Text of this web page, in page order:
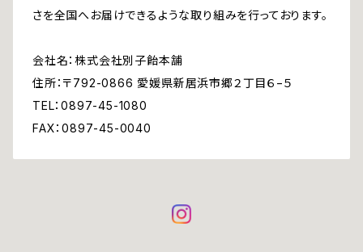
さを全国へお届けできるような取り組みを行っております。
会社名：株式会社別子飴本舗
住所：〒792-0866 愛媛県新居浜市郷２丁目６−５
TEL：0897-45-1080
FAX：0897-45-0040